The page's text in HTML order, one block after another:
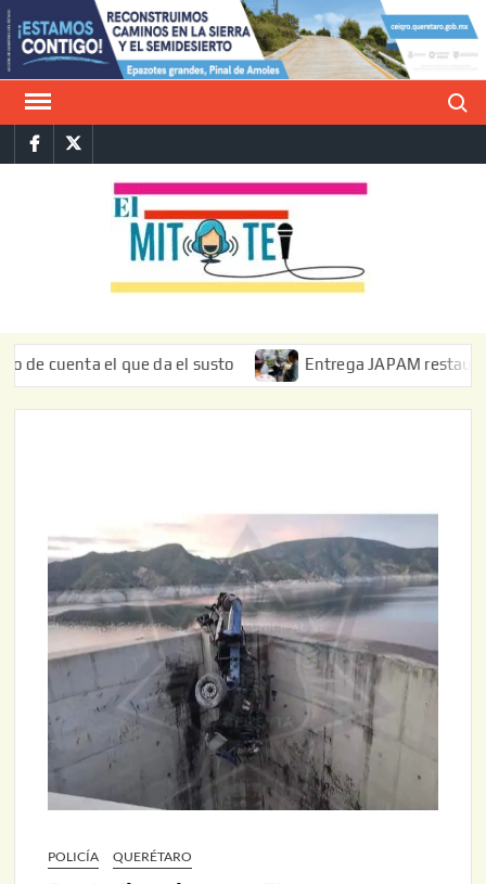
Saltar
al
contenido
FacebookTwitter
el que da el susto Entrega JAPAM restauración
POLICÍA QUERÉTARO